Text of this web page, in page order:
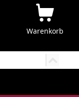
Warenkorb